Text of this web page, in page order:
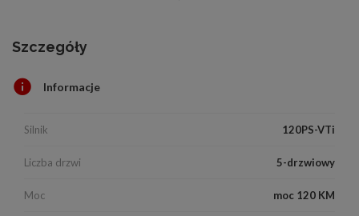
Szczegóły
Informacje
Silnik 120PS-VTi
Liczba drzwi 5-drzwiowy
Moc moc 120 KM